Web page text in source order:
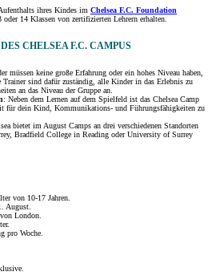
ihres Kindes im Chelsea F.C. Foundation
oder 14 Klassen von zertifizierten Lehrern erhalten.
CHELSEA F.C. CAMPUS
müssen keine große Erfahrung oder ein hohes Niveau haben,
Trainer sind dafür zuständig, alle Kinder in das Erlebnis zu
an das Niveau der Gruppe an.
: Neben dem Lernen auf dem Spielfeld ist das Chelsea Camp
für dein Kind, Kommunikations- und Führungsfähigkeiten zu
bietet im August Camps an drei verschiedenen Standorten
Bradfield College in Reading oder University of Surrey
von 10-17 Jahren.
August.
London.
pro Woche.